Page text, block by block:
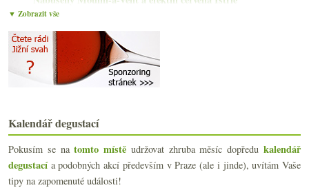
Muchada-Léclapart a odlišný pohled na Jerez
Lahve lehčí, plastové a Richard Geoffroy v Itálii
Albariño a červená směs tradičních odrůd
Château Vannières a různé podoby Bandolu
Oranžáda od Omasty z hodnocení v Bílovicích
Aubert de Villaine končí v DRC, vanilka, opice pij...
Pravý původ frankovky s lahví od Preisingera
Pár skleniček z Ukrajiny
Revolution Pink Solera a Les Terres Roses
Riesling z Forstu a Albariño z Valle de Salnés
►března(22)
▼ Zobrazit vše
Kalendář degustací
Pokusím se natomto místě udržovat zhruba měsíc dopředukalendář
degustacía podobných akcí především v Praze (ale i jinde), uvítám Vaše
tipy na zapomenuté události!